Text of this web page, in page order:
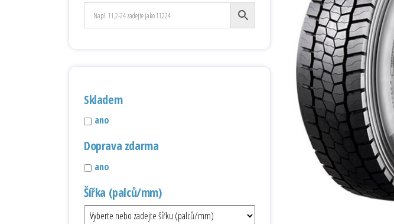
Skladem
ano
Doprava zdarma
ano
Šířka (palců/mm)